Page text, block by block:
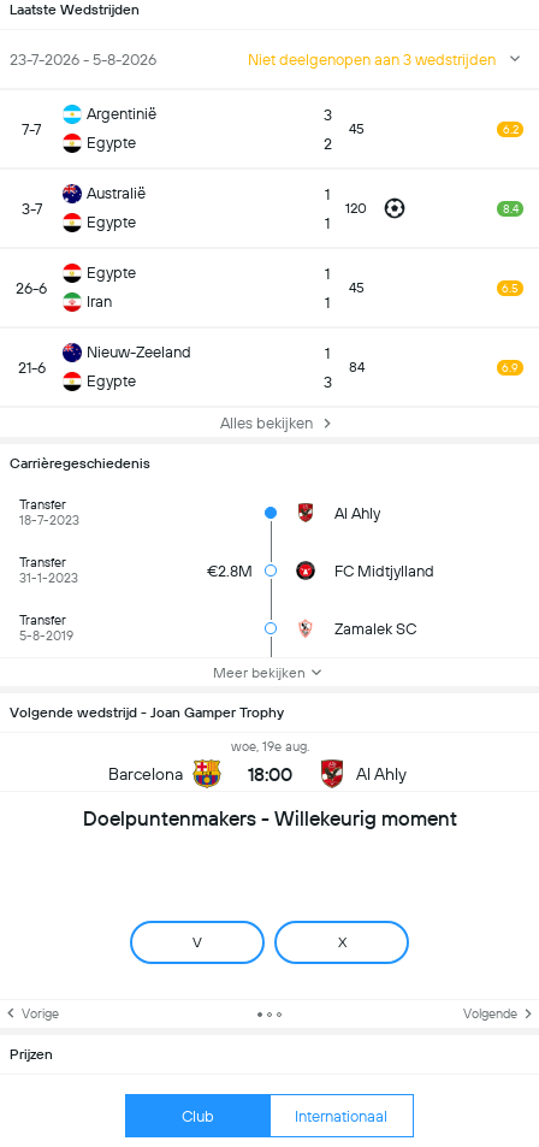
Volgende wedstrijd - Joan Gamper Trophy
Barcelona
woe, 19e aug.
18:00 Al Ahly
Doelpuntenmakers - Willekeurig moment
V X
Vorige Volgende
Laatste Wedstrijden
23-7-2026 - 5-8-2026 Niet deelgenopen aan 3 wedstrijden
7-7
Argentinië
Egypte
3
2
45 6.2
3-7
Australië
Egypte
1
1
120 8.4
26-6
Egypte
Iran
1
1
45 6.5
21-6
Nieuw-Zeeland
Egypte
1
3
84 6.9
Alles bekijken
Carrièregeschiedenis
Transfer
18-7-2023
Al Ahly
Transfer
31-1-2023
€2.8M FC Midtjylland
Transfer
5-8-2019
Zamalek SC
Meer bekijken
Prijzen
Club Internationaal